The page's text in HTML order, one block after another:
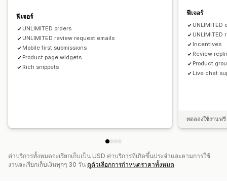
ฟีเจอร์
UNLIMITED orders
UNLIMITED review request emails
Mobile first submissions
Product page widgets
Rich snippets
ฟีเจอร์
UNLIMITED
Incentives
Review
Product
Live chat
ทดลองใช้งานฟ
ค่าบริการทั้งหมดจะเรียกเก็บเป็น USD ค่าบริการที่เกิดขึ้นประจำและตามการใช้
งานจะเรียกเก็บเงินทุกๆ 30 วัน ดูตัวเลือกการกำหนดราคาทั้งหมด